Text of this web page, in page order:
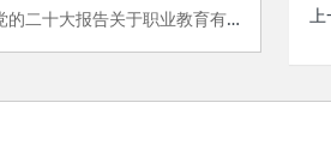
上
党的二十大报告关于职业教育有哪些新提法？多位专家解读